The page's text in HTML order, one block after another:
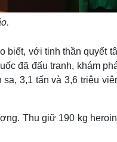
biết, với tinh thần quyết
đã đấu tranh, khám
3,1 tấn và 3,6 triệu
Thu giữ 190 kg